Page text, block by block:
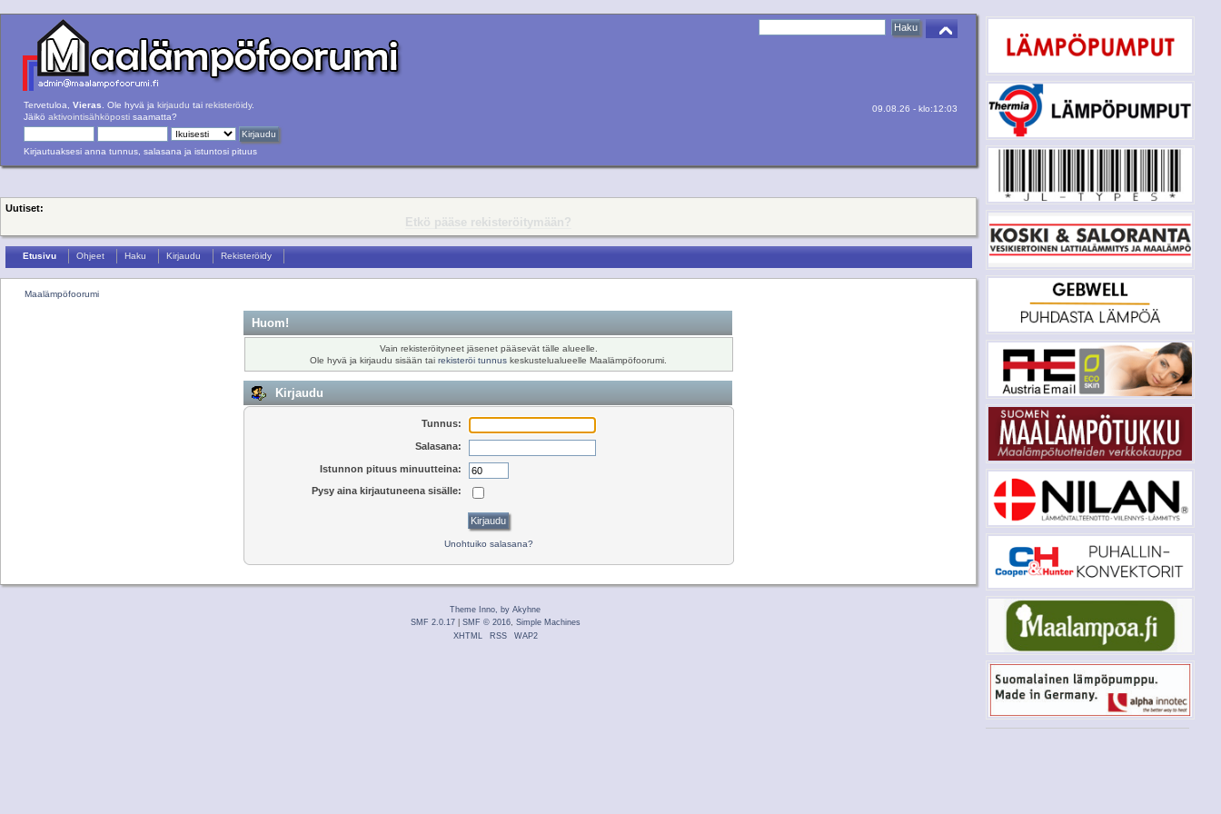
Tervetuloa, Vieras . Ole hyvä ja kirjaudu tai rekisteröidy.
Jäikö aktivointisähköposti saamatta?
Kirjautuaksesi anna tunnus, salasana ja istuntosi pituus
09.08.26 - klo:12:03
Uutiset:
Etkö pääse rekisteröitymään?
Etusivu Ohjeet Haku Kirjaudu Rekisteröidy
Maalämpöfoorumi
Huom!
Vain rekisteröityneet jäsenet pääsevät tälle alueelle.
Ole hyvä ja kirjaudu sisään tairekisteröi tunnus keskustelualueelle Maalämpöfoorumi.
Kirjaudu
Tunnus:
Salasana:
Istunnon pituus minuutteina:
Pysy aina kirjautuneena sisälle:
Unohtuiko salasana?
Theme Inno, by Akyhne
SMF 2.0.17| SMF © 2016, Simple Machines
XHTML
RSS WAP2